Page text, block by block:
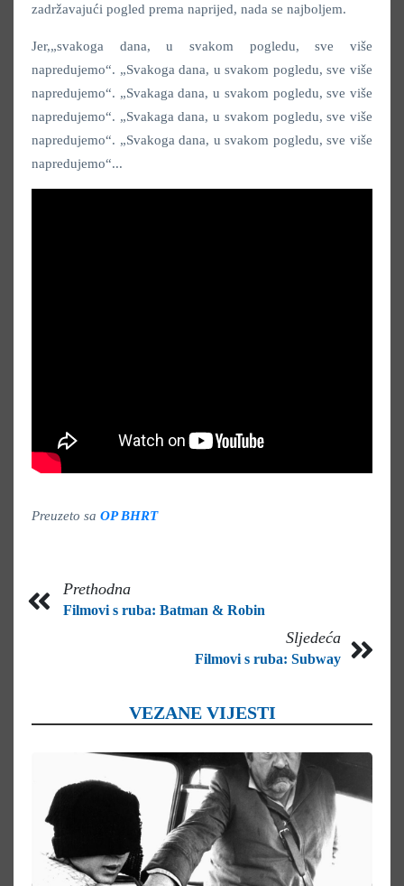
zadržavajući pogled prema naprijed, nada se najboljem.
Jer,„svakoga dana, u svakom pogledu, sve više
napredujemo“. „Svakoga dana, u svakom pogledu, sve više
napredujemo“. „Svakaga dana, u svakom pogledu, sve više
napredujemo“. „Svakaga dana, u svakom pogledu, sve više
napredujemo“. „Svakoga dana, u svakom pogledu, sve više
napredujemo“...
Preuzeto sa OP BHRT
Prethodna
Filmovi s ruba: Batman & Robin
Sljedeća
Filmovi s ruba: Subway
VEZANE VIJESTI